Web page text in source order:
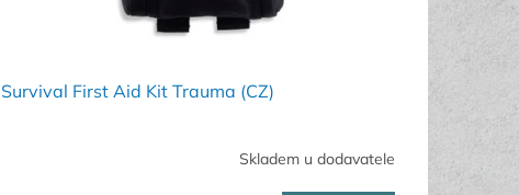
Survival First Aid Kit Trauma (CZ)
Skladem u dodavatele